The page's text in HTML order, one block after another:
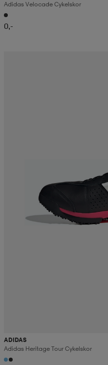
Adidas Velocade Cykelskor
0,-
ADIDAS
Adidas Heritage Tour Cykelskor